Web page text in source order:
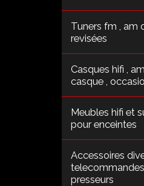
Tuners fm , am
revisées
Casques hifi ,
casque ,
Meubles hifi et
pour enceintes
Accessoires
presseurs